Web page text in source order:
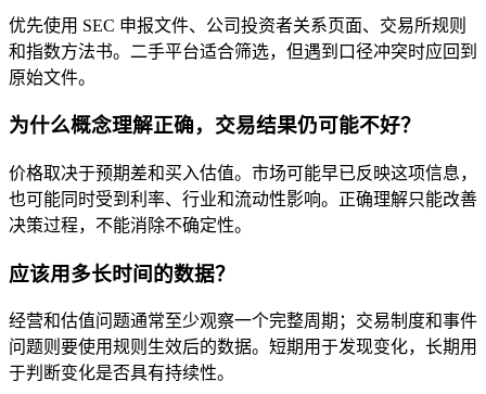
优先使用 SEC 申报文件、公司投资者关系页面、交易所规则
和指数方法书。二手平台适合筛选，但遇到口径冲突时应回到
原始文件。
为什么概念理解正确，交易结果仍可能不好？
价格取决于预期差和买入估值。市场可能早已反映这项信息，
也可能同时受到利率、行业和流动性影响。正确理解只能改善
决策过程，不能消除不确定性。
应该用多长时间的数据？
经营和估值问题通常至少观察一个完整周期；交易制度和事件
问题则要使用规则生效后的数据。短期用于发现变化，长期用
于判断变化是否具有持续性。